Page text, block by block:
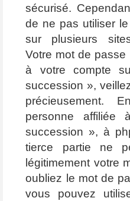
sécurisé.
de ne pas utiliser
sur plusieurs
Votre mot de passe
à votre compte
succession »,
précieusement.
personne affiliée
succession », à
tierce partie ne
légitimement votre
oubliez le mot de
vous pouvez